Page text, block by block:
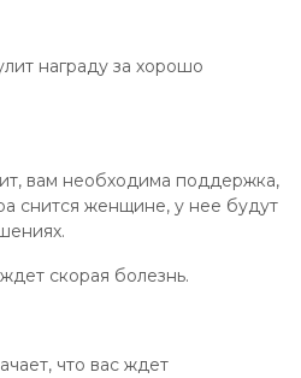
награду за хорошо
вам необходима поддержка,
снится женщине, у нее будут
скорая болезнь.
что вас ждет